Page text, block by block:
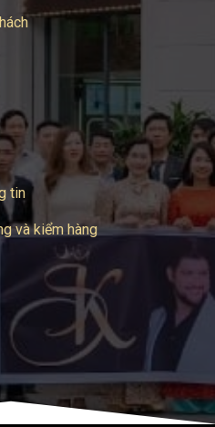
tin
và kiểm hàng